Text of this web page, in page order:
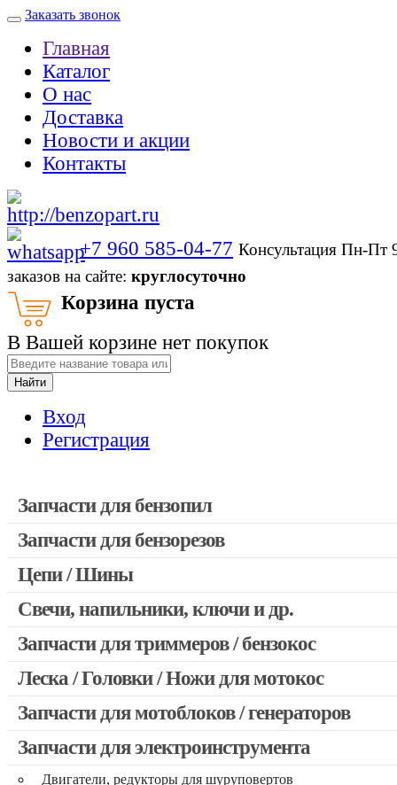
Заказать звонок
Главная
Каталог
О нас
Доставка
Новости и акции
Контакты
+7 960 585-04-77 Консультация Пн-
заказов на сайте: круглосуточно
Корзина пуста
В Вашей корзине нет покупок
Найти
Вход
Регистрация
Запчасти для бензопил
Запчасти для бензопил Stihl
Запчасти для бензопил Husqvarna, Partner
Запчасти для бензопил Oleo-mac, Echo и др.
Запчасти для бензорезов
Цепи / Шины
Свечи, напильники, ключи и др.
Запчасти для триммеров / бензокос
Запчасти для Китайских триммеров
Запчасти для мотокос Stihl / Husqvarna / Oleo-mac / Echo и
Леска / Головки / Ножи для мотокос
Запчасти для мотоблоков / генераторов
Запчасти для электроинструмента
Двигатели, редукторы для шуруповертов